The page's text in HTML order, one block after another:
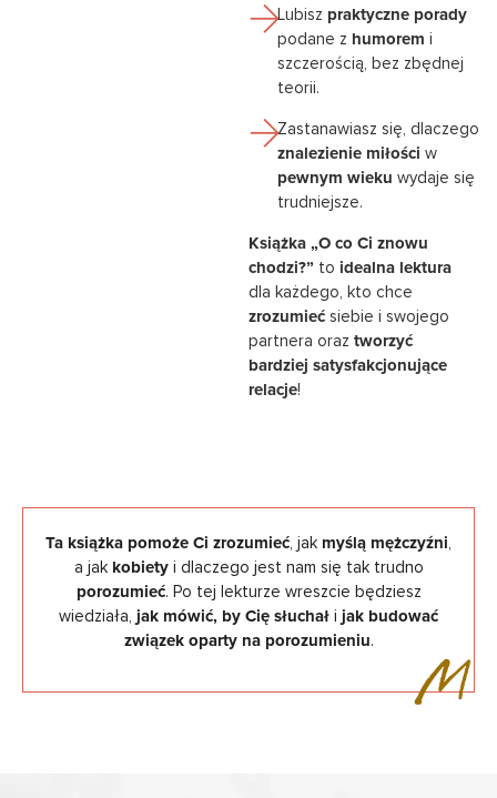
Lubisz praktyczne porady
podane z humorem i
szczerością, bez zbędnej
teorii.
Zastanawiasz się, dlaczego
znalezienie miłości w
pewnym wieku wydaje się
trudniejsze.
Książka „O co Ci znowu
chodzi?” to idealna lektura
dla każdego, kto chce
zrozumieć siebie i swojego
partnera oraz tworzyć
bardziej satysfakcjonujące
relacje!
Ta książka pomoże Ci zrozumieć, jak myślą mężczyźni,
a jak kobietyi dlaczego jest nam się tak trudno
porozumieć. Po tej lekturze wreszcie będziesz
wiedziała, jak mówić, by Cię słuchał i jak budować
związek oparty na porozumieniu.